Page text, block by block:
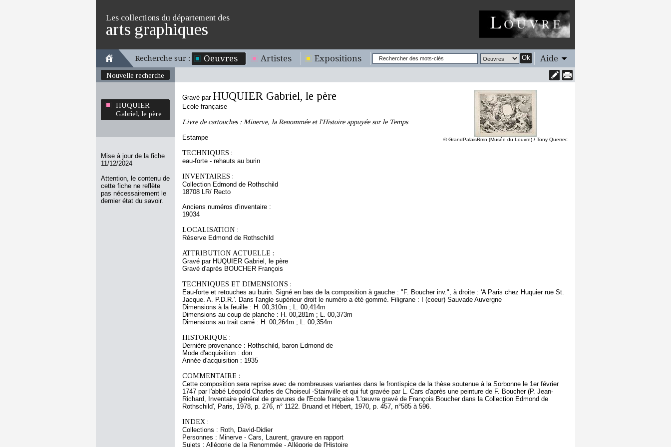
Les collections du département des
arts graphiques
Recherche sur : Oeuvres Artistes Expositions Ok Aide
Nouvelle recherche
HUQUIER
Gabriel, le père
Mise à jour de la fiche
11/12/2024
Attention, le contenu de
cette fiche ne reflète
pas nécessairement le
dernier état du savoir.
© GrandPalaisRmn (Musée du Louvre) / Tony Querrec
Gravé par HUQUIER Gabriel, le père
Ecole française
Livre de cartouches : Minerve, la Renommée et l'Histoire appuyée sur le Temps
Estampe
TECHNIQUES :
eau-forte - rehauts au burin
INVENTAIRES :
Collection Edmond de Rothschild
18708 LR/ Recto
Anciens numéros d'inventaire :
19034
LOCALISATION :
Réserve Edmond de Rothschild
ATTRIBUTION ACTUELLE :
Gravé par HUQUIER Gabriel, le père
Gravé d'après BOUCHER François
TECHNIQUES ET DIMENSIONS :
Eau-forte et retouches au burin. Signé en bas de la composition à gauche : "F. Boucher inv.", à droite : 'A Paris chez Huquier rue St.
Jacque. A. P.D.R.'. Dans l'angle supérieur droit le numéro a été gommé. Filigrane : I (coeur) Sauvade Auvergne
Dimensions à la feuille : H. 00,310m ; L. 00,414m
Dimensions au coup de planche : H. 00,281m ; L. 00,373m
Dimensions au trait carré : H. 00,264m ; L. 00,354m
HISTORIQUE :
Dernière provenance : Rothschild, baron Edmond de
Mode d'acquisition : don
Année d'acquisition : 1935
COMMENTAIRE :
Cette composition sera reprise avec de nombreuses variantes dans le frontispice de la thèse soutenue à la Sorbonne le 1er février
1747 par l'abbé Léopold Charles de Choiseul -Stainville et qui fut gravée par L. Cars d'après une peinture de F. Boucher (P. Jean-
Richard, Inventaire général de gravures de l'Ecole française 'L'œuvre gravé de François Boucher dans la Collection Edmond de
Rothschild', Paris, 1978, p. 276, n° 1122. Bruand et Hébert, 1970, p. 457, n°585 à 596.
INDEX :
Collections : Roth, David-Didier
Personnes : Minerve - Cars, Laurent, gravure en rapport
Sujets : Allégorie de la Renommée - Allégorie de l'Histoire